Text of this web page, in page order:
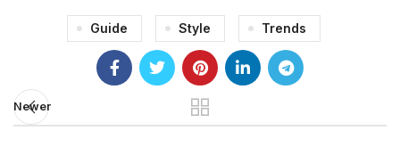
Guide Style Trends
Newer